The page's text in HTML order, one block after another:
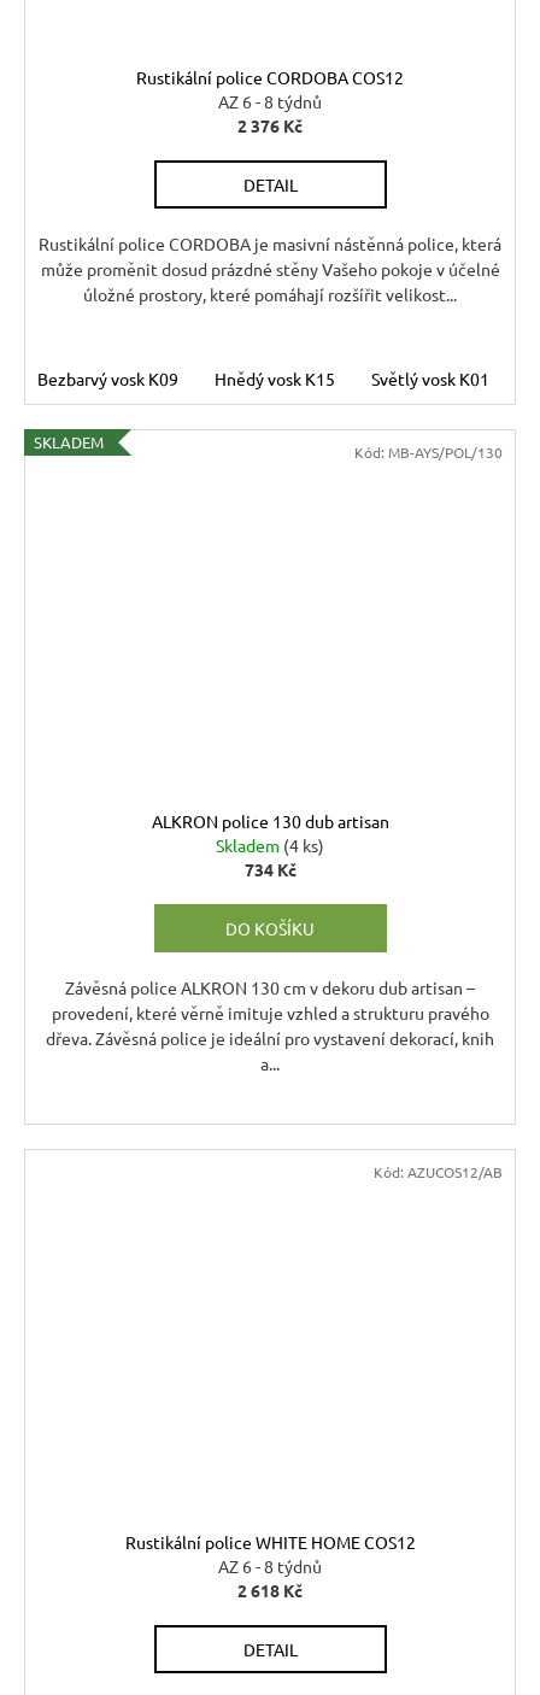
Rustikální police CORDOBA COS12
AZ 6 - 8 týdnů
2 376 Kč
DETAIL
Rustikální police CORDOBA je masivní nástěnná police, která
může proměnit dosud prázdné stěny Vašeho pokoje v účelné
úložné prostory, které pomáhají rozšířit velikost...
Bezbarvý vosk K09 Hnědý vosk K15 Světlý vosk K01
SKLADEM
ALKRON police 130 dub artisan
Skladem (4 ks)
734 Kč
DO KOŠÍKU
Závěsná police ALKRON 130 cm v dekoru dub artisan –
provedení, které věrně imituje vzhled a strukturu pravého
dřeva. Závěsná police je ideální pro vystavení dekorací, knih
a...
Kód: MB-AYS/POL/130
Rustikální police WHITE HOME COS12
AZ 6 - 8 týdnů
2 618 Kč
DETAIL
Kód: AZUCOS12/AB